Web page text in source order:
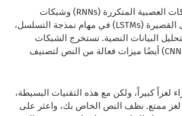
يشيع استخدام الشبكات العصبية المتكررة (RNNs) وشبكات
الذاكرة طويلة المدى القصيرة (LSTMs) في مهام نمذجة التسلسل،
البيانات النصية. تستخرج الشبكات
العصبية التلافيفية (CNNs) أيضًا ميزات فعالة من النص لتصنيف
لغزاً كبيراً، ولكن مع هذه التقنيات البسيطة،
لغز ممتع. نظف النص الخاص بك، واعثر على